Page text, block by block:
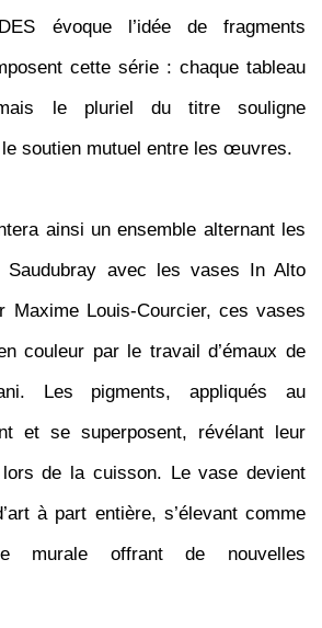
évoque l’idée de fragments
cette série : chaque tableau
le pluriel du titre souligne
le soutien mutuel entre les œuvres.
ainsi un ensemble alternant les
avec les vases In Alto
Maxime Louis-Courcier, ces vases
couleur par le travail d’émaux de
Les pigments, appliqués au
et se superposent, révélant leur
de la cuisson. Le vase devient
à part entière, s’élevant comme
murale offrant de nouvelles